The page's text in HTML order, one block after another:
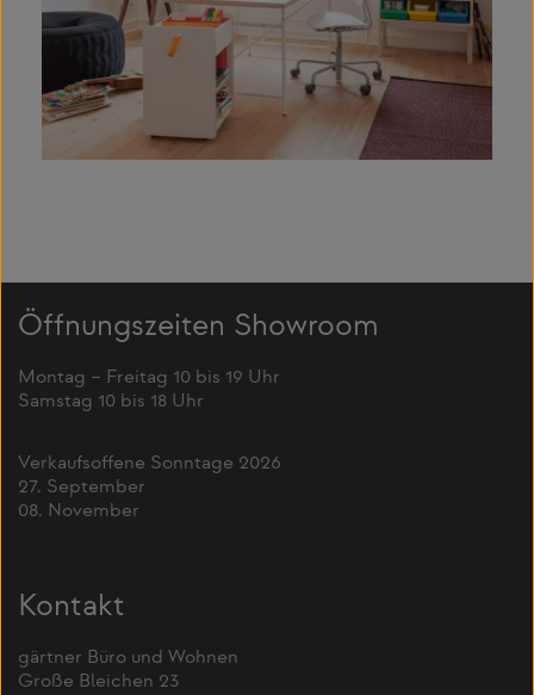
Öffnungszeiten Showroom
Montag – Freitag 10 bis 19 Uhr
Samstag 10 bis 18 Uhr
Verkaufsoffene Sonntage 2026
27. September
08. November
Kontakt
gärtner Büro und Wohnen
Große Bleichen 23